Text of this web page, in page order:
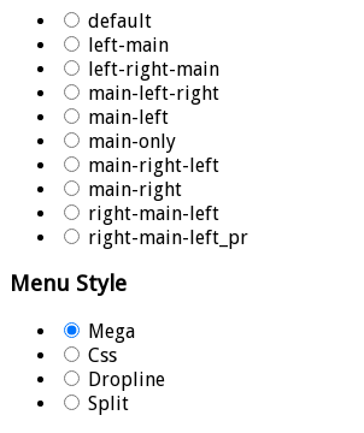
default
left-main
left-right-main
main-left-right
main-left
main-only
main-right-left
main-right
right-main-left
right-main-left_pr
Menu Style
Mega
Css
Dropline
Split